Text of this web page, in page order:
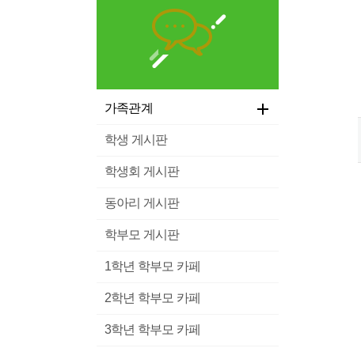
가족관계
학생 게시판
학생회 게시판
동아리 게시판
학부모 게시판
1학년 학부모 카페
2학년 학부모 카페
3학년 학부모 카페